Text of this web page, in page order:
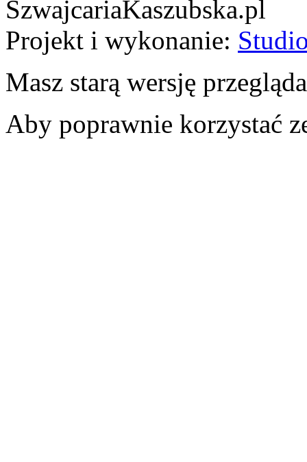
SzwajcariaKaszubska.pl
Projekt i wykonanie:
Masz starą wersję
Aby poprawnie korzystać